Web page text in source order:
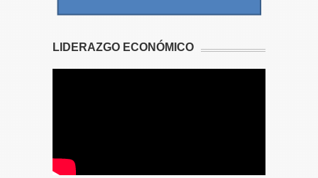
LIDERAZGO ECONÓMICO